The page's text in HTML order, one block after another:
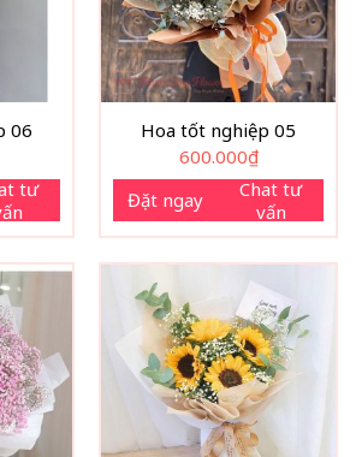
06
tư
Hoa tốt nghiệp 05
600.000₫
Đặt ngay
Chat tư
vấn